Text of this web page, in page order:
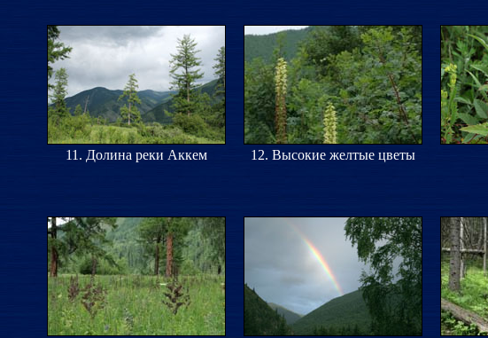
11. Долина реки Аккем 12. Высокие желтые цветы